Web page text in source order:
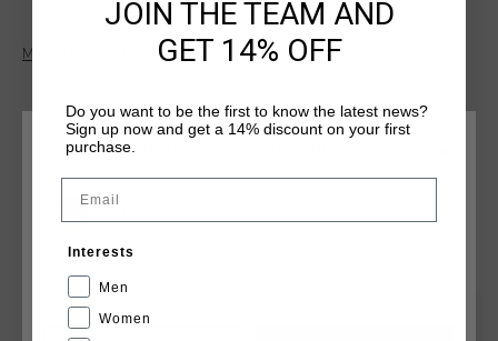
Mehr Informationen
DAS KÖNNTE IHNEN AUCH GEFALLEN
WÄHLEN SIE IHREN STANDORT UND IHRE SPRACHE
JOIN THE TEAM AND
GET 14% OFF
Do you want to be the first to know the latest news?
Sign up now and get a 14% discount on your first
purchase.
Interests
Men
Women